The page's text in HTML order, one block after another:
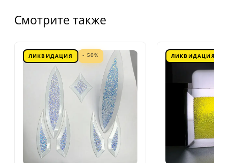
Смотрите также
ЛИКВИДАЦИЯ - 50% ЛИКВИДАЦИЯ